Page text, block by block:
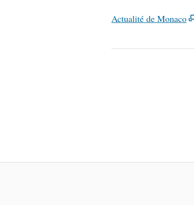
Actualité de Monaco